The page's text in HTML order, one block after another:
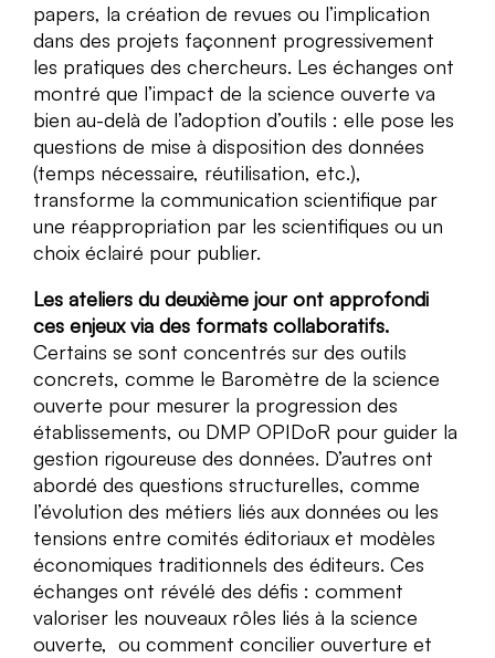
papers, la création de revues ou l’implication
dans des projets façonnent progressivement
les pratiques des chercheurs. Les échanges ont
montré que l’impact de la science ouverte va
bien au-delà de l’adoption d’outils : elle pose les
questions de mise à disposition des données
(temps nécessaire, réutilisation, etc.),
transforme la communication scientifique par
une réappropriation par les scientifiques ou un
choix éclairé pour publier.
Les ateliers du deuxième jour ont approfondi
ces enjeux via des formats collaboratifs.
Certains se sont concentrés sur des outils
concrets, comme le Baromètre de la science
ouverte pour mesurer la progression des
établissements, ou DMP OPIDoR pour guider la
gestion rigoureuse des données. D’autres ont
abordé des questions structurelles, comme
l’évolution des métiers liés aux données ou les
tensions entre comités éditoriaux et modèles
économiques traditionnels des éditeurs. Ces
échanges ont révélé des défis : comment
valoriser les nouveaux rôles liés à la science
ouverte, ou comment concilier ouverture et